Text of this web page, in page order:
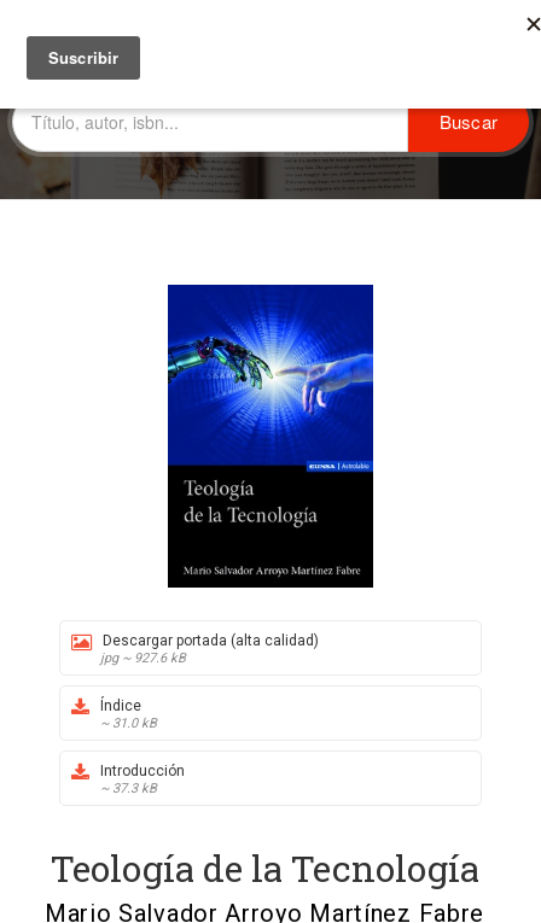
Descargar portada (alta calidad)
jpg ~ 927.6 kB
Índice
~ 31.0 kB
Introducción
~ 37.3 kB
Teología de la Tecnología
Mario Salvador Arroyo Martínez Fabre